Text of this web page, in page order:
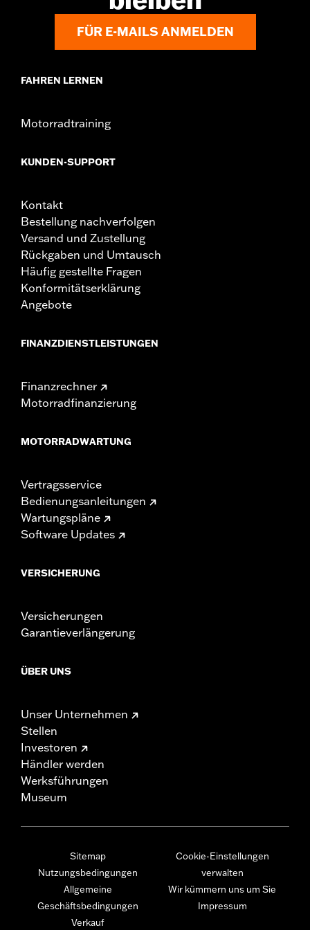
FÜR E-MAILS ANMELDEN
FAHREN LERNEN
Motorradtraining
KUNDEN-SUPPORT
Kontakt
Bestellung nachverfolgen
Versand und Zustellung
Rückgaben und Umtausch
Häufig gestellte Fragen
Konformitätserklärung
Angebote
FINANZDIENSTLEISTUNGEN
Finanzrechner
Motorradfinanzierung
MOTORRADWARTUNG
Vertragsservice
Bedienungsanleitungen
Wartungspläne
Software Updates
VERSICHERUNG
Versicherungen
Garantieverlängerung
ÜBER UNS
Unser Unternehmen
Stellen
Investoren
Händler werden
Werksführungen
Museum
Sitemap
Nutzungsbedingungen
Allgemeine
Geschäftsbedingungen
Verkauf
Cookie-Einstellungen
verwalten
Wir kümmern uns um Sie
Impressum